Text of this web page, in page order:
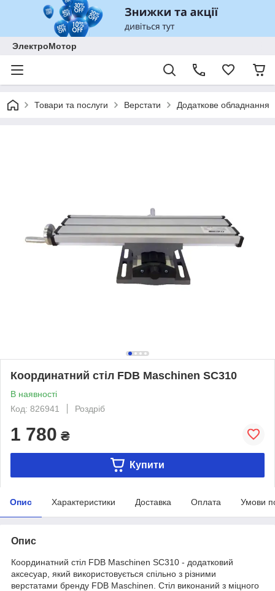
ЭлектроМотор
Товари та послуги Верстати Додаткове обладнання
Координатний стіл FDB Maschinen SC310
В наявності
Код: 826941
Роздріб
1 780 ₴
Купити
Опис Характеристики Доставка Оплата Умови
Опис
Координатний стіл FDB Maschinen SC310 - додатковий
аксесуар, який використовується спільно з різними
верстатами бренду FDB Maschinen. Стіл виконаний з міцного